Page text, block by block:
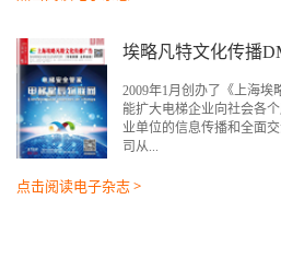
埃略凡特文化传播
2009年1月创办了《上海埃
能扩大电梯企业向社会各
业单位的信息传播和全面
司从...
点击阅读电子杂志 >